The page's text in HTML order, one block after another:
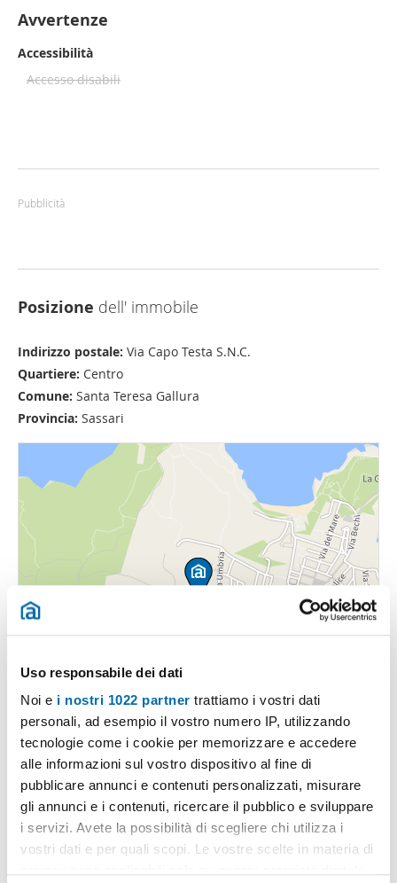
Uso responsabile dei dati
Noi e i nostri 1022 partner trattiamo i vostri dati
personali, ad esempio il vostro numero IP, utilizzando
tecnologie come i cookie per memorizzare e accedere
alle informazioni sul vostro dispositivo al fine di
pubblicare annunci e contenuti personalizzati, misurare
gli annunci e i contenuti, ricercare il pubblico e sviluppare
i servizi. Avete la possibilità di scegliere chi utilizza i
vostri dati e per quali scopi. Le vostre scelte in materia di
Avvertenze
Accessibilità
Accesso disabili
Pubblicità
Posizione dell' immobile
Indirizzo postale: Via Capo Testa S.N.C.
Quartiere: Centro
Comune: Santa Teresa Gallura
Provincia: Sassari